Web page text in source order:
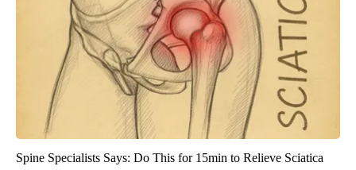
Spine Specialists Says: Do This for 15min to Relieve Sciatica